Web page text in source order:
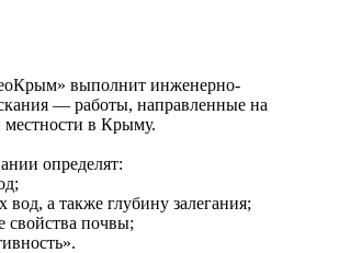
выполнит инженерно-
— работы, направленные на
местности в Крыму.
определят:
а также глубину залегания;
свойства почвы;